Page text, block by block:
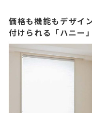
価格も機能もデザイ
付けられる「ハニー